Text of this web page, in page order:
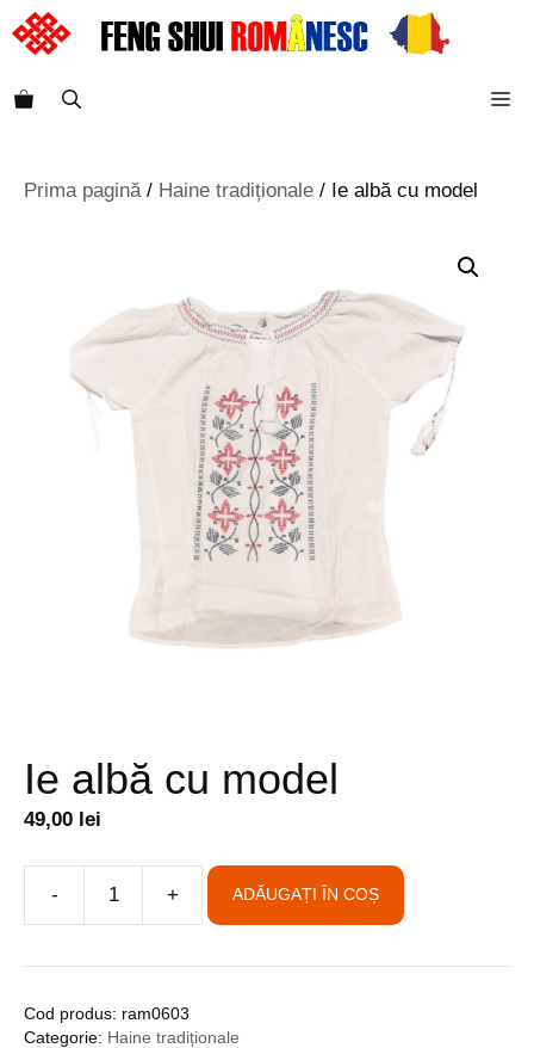
Sari
la
Prima pagină/ Haine tradiționale / Ie albă cu model
Ie albă cu model
49,00 lei
-
Cantitate
albă
model
+ ADĂUGAȚI ÎN COȘ
e
n
Cod produs: ram0603
Categorie: Haine tradiționale